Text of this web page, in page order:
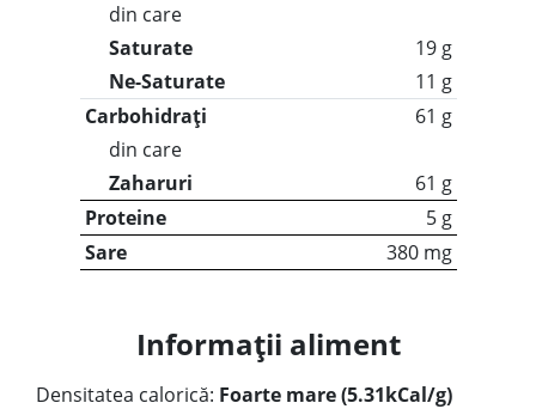
din care
Saturate
19 g
Ne-Saturate
11 g
Carbohidrați
61 g
din care
Zaharuri
61 g
Proteine
5 g
Sare
380 mg
Informații aliment
Densitatea calorică: Foarte mare (5.31kCal/g)